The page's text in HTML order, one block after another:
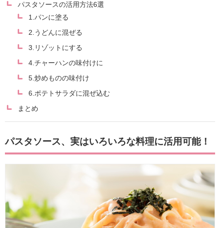
パスタソースの活用方法6選
1.パンに塗る
2.うどんに混ぜる
3.リゾットにする
4.チャーハンの味付けに
5.炒めものの味付け
6.ポテトサラダに混ぜ込む
まとめ
パスタソース、実はいろいろな料理に活用可能！